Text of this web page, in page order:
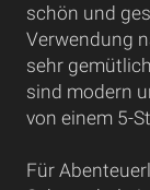
schön und
Verwendung
sehr
sind modern
von einem 5-
Für